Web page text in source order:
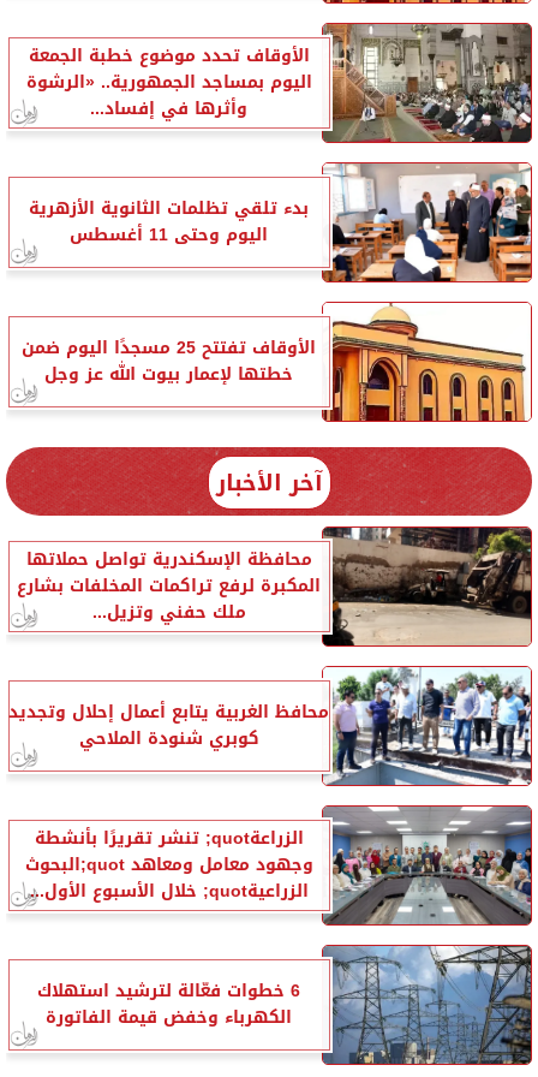
الأوقاف تحدد موضوع خطبة الجمعة
اليوم بمساجد الجمهورية.. «الرشوة
وأثرها في إفساد...
بدء تلقي تظلمات الثانوية الأزهرية
اليوم وحتى 11 أغسطس
الأوقاف تفتتح 25 مسجدًا اليوم ضمن
خطتها لإعمار بيوت الله عز وجل
آخر الأخبار
محافظة الإسكندرية تواصل حملاتها
المكبرة لرفع تراكمات المخلفات بشارع
ملك حفني وتزيل...
محافظ الغربية يتابع أعمال إحلال وتجديد
كوبري شنودة الملاحي
الزراعةquot; تنشر تقريرًا بأنشطة
وجهود معامل ومعاهد quot;البحوث
الزراعيةquot; خلال الأسبوع الأول...
6 خطوات فعّالة لترشيد استهلاك
الكهرباء وخفض قيمة الفاتورة